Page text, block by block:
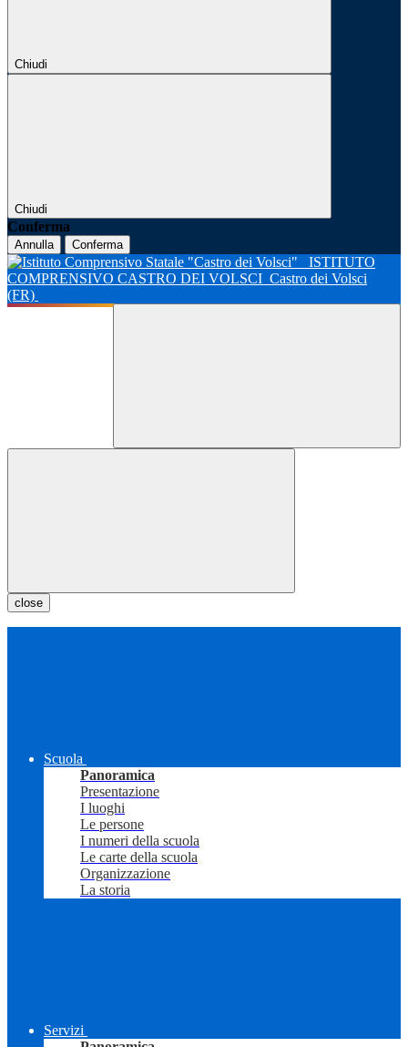
Chiudi
Chiudi
Conferma
Annulla Conferma
ISTITUTO
COMPRENSIVO CASTRO DEI VOLSCI Castro dei Volsci
(FR)
close
Scuola
Panoramica
Presentazione
I luoghi
Le persone
I numeri della scuola
Le carte della scuola
Organizzazione
La storia
Servizi